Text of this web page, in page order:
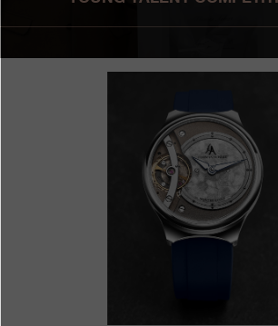
Boutiques
Catalogue
ENGLISH 日本語